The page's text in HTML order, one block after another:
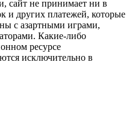
сайт не принимает ни в
и других платежей, которые
с азартными играми,
Какие-либо
ресурсе
исключительно в